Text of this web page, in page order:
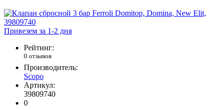
Привезем за 1-2 дня
Рейтинг:
0 отзывов
Производитель:
Scopo
Артикул:
39809740
0